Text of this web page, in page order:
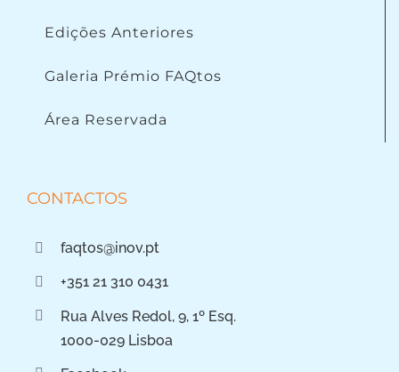
Edições Anteriores
Galeria Prémio FAQtos
Área Reservada
CONTACTOS
faqtos@inov.pt
+351 21 310 0431
Rua Alves Redol, 9, 1º Esq.
1000-029 Lisboa